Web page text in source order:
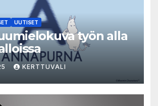
UUTISET
työn alla
KERTTUVALI